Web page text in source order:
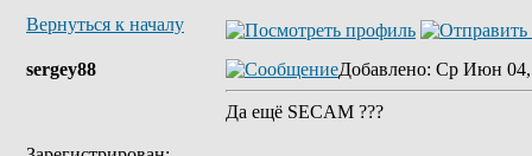
Вернуться к началу
sergey88 Добавлено: Ср Июн 04,
Да ещё SECAM ???